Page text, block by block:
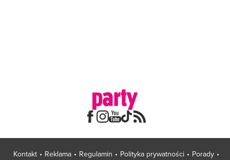
Kontakt Reklama Regulamin Polityka prywatności
Porady